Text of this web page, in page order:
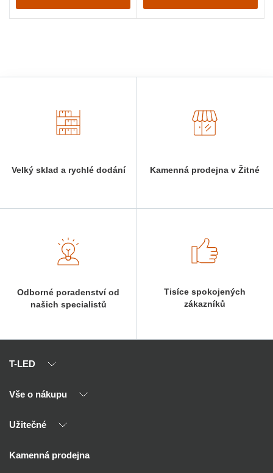
Velký sklad a rychlé dodání Kamenná prodejna v Žitné
Odborné poradenství od
našich specialistů
Tisíce spokojených
zákazníků
T-LED
O nás
Kontakty
Vše o nákupu
Výhody T-LED
Montáž
Užitečné
Reklamace a vrácení
Kamenná prodejna